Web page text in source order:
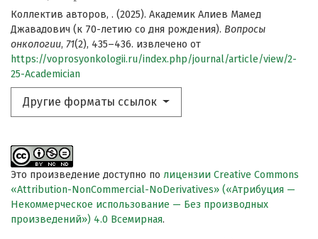
Коллектив авторов, . (2025). Академик Алиев Мамед
Джавадович (к 70-летию со дня рождения). Вопросы
онкологии, 71(2), 435–436. извлечено от
https://voprosyonkologii.ru/index.php/journal/article/view/2-
25-Academician
Другие форматы ссылок
Это произведение доступно по лицензии Creative Commons
«Attribution-NonCommercial-NoDerivatives» («Атрибуция —
Некоммерческое использование — Без производных
произведений») 4.0 Всемирная.